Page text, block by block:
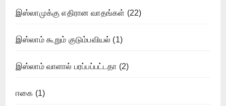
இஸ்லாமுக்கு எதிரான வாதங்கள் (22)
இஸ்லாம் கூறும் குடும்பவியல் (1)
இஸ்லாம் வாளால் பரப்பப்பட்டதா (2)
ஈகை (1)